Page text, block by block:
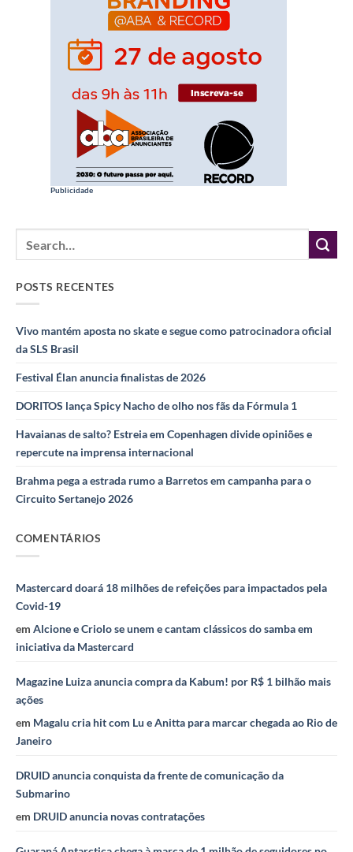
Publicidade
POSTS RECENTES
Vivo mantém aposta no skate e segue como patrocinadora oficial
da SLS Brasil
Festival Élan anuncia finalistas de 2026
DORITOS lança Spicy Nacho de olho nos fãs da Fórmula 1
Havaianas de salto? Estreia em Copenhagen divide opiniões e
repercute na imprensa internacional
Brahma pega a estrada rumo a Barretos em campanha para o
Circuito Sertanejo 2026
COMENTÁRIOS
Mastercard doará 18 milhões de refeições para impactados pela
Covid-19
em Alcione e Criolo se unem e cantam clássicos do samba em
iniciativa da Mastercard
Magazine Luiza anuncia compra da Kabum! por R$ 1 bilhão mais
ações
em Magalu cria hit com Lu e Anitta para marcar chegada ao Rio de
Janeiro
DRUID anuncia conquista da frente de comunicação da
Submarino
em DRUID anuncia novas contratações